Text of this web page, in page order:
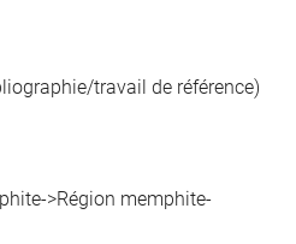
travail de référence)
>Région memphite-